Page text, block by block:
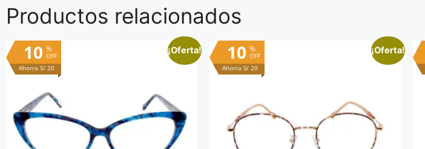
Productos relacionados
¡Oferta!
%
OFF
10
Ahorra S/ 20
¡Oferta!
%
OFF
10
Ahorra S/ 20